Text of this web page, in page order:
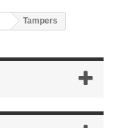
Tampers